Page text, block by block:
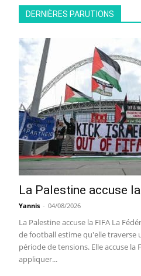
DERNIÈRES PARUTIONS
La Palestine accuse
Yannis - 04/08/2026
La Palestine accuse la FIFA La
de football estime qu'elle traverse
période de tensions. Elle accuse la
appliquer...